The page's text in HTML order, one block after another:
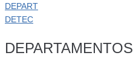
DEPART
DETEC
DEPARTAMENTOS